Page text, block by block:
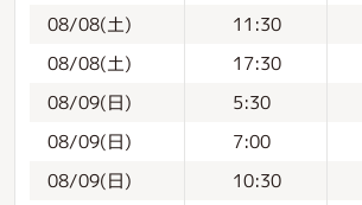
08/08(土) 11:30
08/08(土) 17:30
08/09(日) 5:30
08/09(日) 7:00
08/09(日) 10:30